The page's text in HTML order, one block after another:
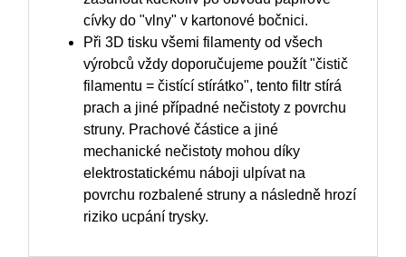
cívky do "vlny" v kartonové bočnici.
Při 3D tisku všemi filamenty od všech
výrobců vždy doporučujeme použít "čistič
filamentu = čistící stírátko", tento filtr stírá
prach a jiné případné nečistoty z povrchu
struny. Prachové částice a jiné
mechanické nečistoty mohou díky
elektrostatickému náboji ulpívat na
povrchu rozbalené struny a následně hrozí
riziko ucpání trysky.